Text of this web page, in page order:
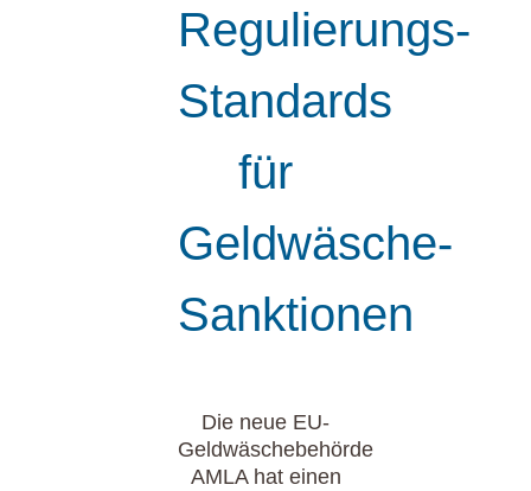
Regulierungs-
Standards
für
Geldwäsche-
Sanktionen
Die neue EU-
Geldwäschebehörde
AMLA hat einen